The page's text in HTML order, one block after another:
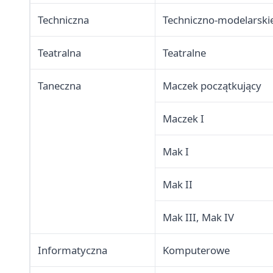
Techniczna Techniczno-
Teatralna Teatralne
Taneczna Maczek początkujący
Maczek I
Mak I
Mak II
Mak III, Mak IV
Informatyczna Komputerowe